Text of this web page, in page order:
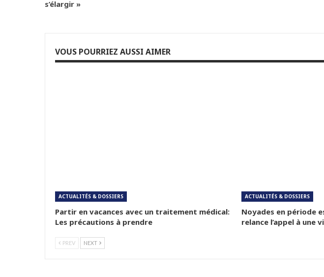
s’élargir »
VOUS POURRIEZ AUSSI AIMER
ACTUALITÉS & DOSSIERS
Partir en vacances avec un traitement médical:
Les précautions à prendre
ACTUALITÉS & DOSSIERS
Noyades en période
relance l’appel à une
PREV NEXT